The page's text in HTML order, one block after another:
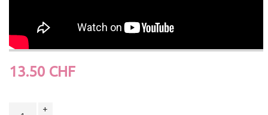
13.50 CHF
+